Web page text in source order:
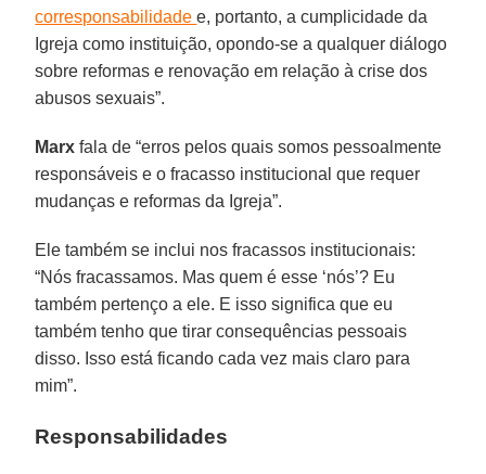
corresponsabilidadee, portanto, a cumplicidade da
Igreja como instituição, opondo-se a qualquer diálogo
sobre reformas e renovação em relação à crise dos
abusos sexuais”.
Marx fala de “erros pelos quais somos pessoalmente
responsáveis e o fracasso institucional que requer
mudanças e reformas da Igreja”.
Ele também se inclui nos fracassos institucionais:
“Nós fracassamos. Mas quem é esse ‘nós’? Eu
também pertenço a ele. E isso significa que eu
também tenho que tirar consequências pessoais
disso. Isso está ficando cada vez mais claro para
mim”.
Responsabilidades